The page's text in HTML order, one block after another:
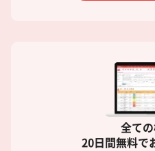
全て
20日間無料で